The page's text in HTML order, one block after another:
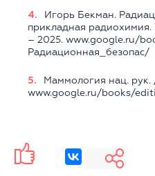
Игорь Бекман.
прикладная
– 2025. www.google.ru/
Радиационная_безопас/
Маммология нац.
www.google.ru/books/